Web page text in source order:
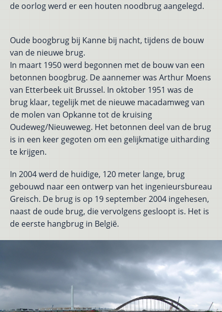
de oorlog werd er een houten noodbrug aangelegd.
Oude boogbrug bij Kanne bij nacht, tijdens de bouw
van de nieuwe brug.
In maart 1950 werd begonnen met de bouw van een
betonnen boogbrug. De aannemer was Arthur Moens
van Etterbeek uit Brussel. In oktober 1951 was de
brug klaar, tegelijk met de nieuwe macadamweg van
de molen van Opkanne tot de kruising
Oudeweg/Nieuweweg. Het betonnen deel van de brug
is in een keer gegoten om een gelijkmatige uitharding
te krijgen.
In 2004 werd de huidige, 120 meter lange, brug
gebouwd naar een ontwerp van het ingenieursbureau
Greisch. De brug is op 19 september 2004 ingehesen,
naast de oude brug, die vervolgens gesloopt is. Het is
de eerste hangbrug in België.